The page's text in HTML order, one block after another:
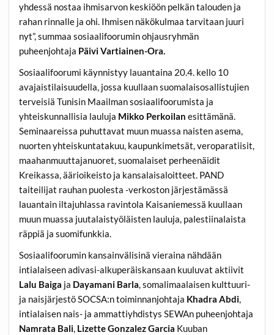
yhdessä nostaa ihmisarvon keskiöön pelkän talouden ja
rahan rinnalle ja ohi. Ihmisen näkökulmaa tarvitaan juuri
nyt”, summaa sosiaalifoorumin ohjausryhmän
puheenjohtaja Päivi Vartiainen-Ora.
Sosiaalifoorumi käynnistyy lauantaina 20.4. kello 10
avajaistilaisuudella, jossa kuullaan suomalaisosallistujien
terveisiä Tunisin Maailman sosiaalifoorumista ja
yhteiskunnallisia lauluja Mikko Perkoilan esittämänä.
Seminaareissa puhuttavat muun muassa naisten asema,
nuorten yhteiskuntatakuu, kaupunkimetsät, veroparatiisit,
maahanmuuttajanuoret, suomalaiset perheenäidit
Kreikassa, äärioikeisto ja kansalaisaloitteet. PAND
taiteilijat rauhan puolesta -verkoston järjestämässä
lauantain iltajuhlassa ravintola Kaisaniemessä kuullaan
muun muassa juutalaistyöläisten lauluja, palestiinalaista
räppiä ja suomifunkkia.
Sosiaalifoorumin kansainvälisinä vieraina nähdään
intialaiseen adivasi-alkuperäiskansaan kuuluvat aktiivit
Lalu Baiga ja Dayamani Barla, somalimaalaisen kulttuuri-
ja naisjärjestö SOCSA:n toiminnanjohtaja Khadra Abdi,
intialaisen nais- ja ammattiyhdistys SEWAn puheenjohtaja
Namrata Bali, Lizette Gonzalez Garcia Kuuban